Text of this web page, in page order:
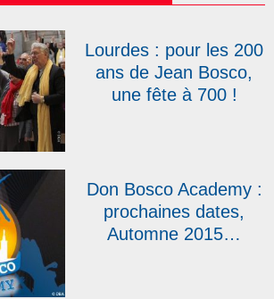
Lourdes : pour les 200
ans de Jean Bosco,
une fête à 700 !
Don Bosco Academy :
prochaines dates,
Automne 2015…